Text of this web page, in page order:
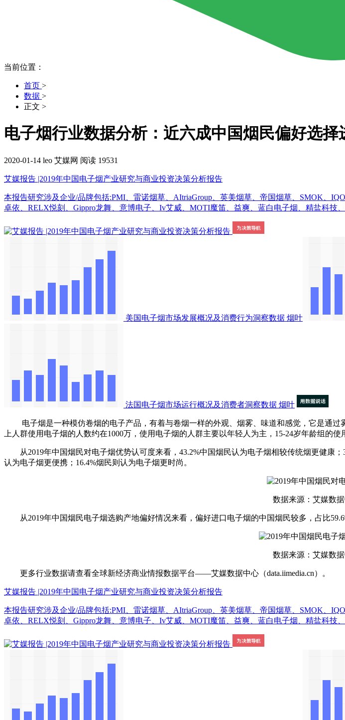
当前位置：
首页 >
数据 >
正文 >
电子烟行业数据分析：近六成中国烟民偏好选择
2020-01-14 leo 艾媒网 阅读 19531
艾媒报告 |2019年中国电子烟产业研究与商业投资决策分析报告
本报告研究涉及企业/品牌包括:PMI、雷诺烟草、AItriaGroup、英美烟草、帝国烟草、SMOK、
卓依、RELX悦刻、Gippro龙舞、意博电子、Iv艾威、MOTI魔笛、益爽、蓝白电子烟、精盐科技
美国电子烟市场发展概况及消费行为洞察数据 烟叶
法国电子烟市场运行概况及消费者洞察数据 烟叶
电子烟是一种模仿卷烟的电子产品，有着与卷烟一样的外观、烟雾、味道和感觉，它是通过
上人群使用电子烟的人数约在1000万，使用电子烟的人群主要以年轻人为主，15-24岁年龄组的
从2019年中国烟民对电子烟优势认可度来看，43.2%中国烟民认为电子烟相较传统烟更健康；
认为电子烟更便携；16.4%烟民则认为电子烟更时尚。
数据来源：艾媒数据
从2019年中国烟民电子烟选购产地偏好情况来看，偏好进口电子烟的中国烟民较多，占比
数据来源：艾媒数据
更多行业数据请查看全球新经济商业情报数据平台——艾媒数据中心（data.iimedia.cn）。
艾媒报告 |2019年中国电子烟产业研究与商业投资决策分析报告
本报告研究涉及企业/品牌包括:PMI、雷诺烟草、AItriaGroup、英美烟草、帝国烟草、SMOK、
卓依、RELX悦刻、Gippro龙舞、意博电子、Iv艾威、MOTI魔笛、益爽、蓝白电子烟、精盐科技